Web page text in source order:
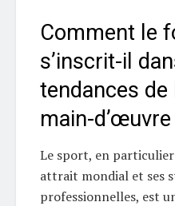
Comment le
s’inscrit-il
tendances
main-d’œuvre
Le sport, en
attrait mondial et ses
professionnelles, est